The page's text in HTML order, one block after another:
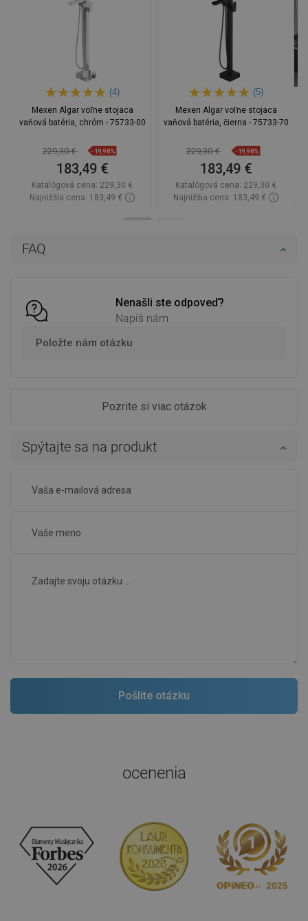
FAQ
Nenašli ste odpoveď?
Napíš nám
Položte nám otázku
Pozrite si viac otázok
Spýtajte sa na produkt
(4)
Mexen Algar voľne stojaca
vaňová batéria, chróm - 75733-00
229,30 € -19,98%
183,49 €
Katalógová cena: 229,30 €
Najnižšia cena: 183,49 €
(5)
Mexen Algar voľne stojaca
vaňová batéria, čierna - 75733-70
229,30 € -19,98%
183,49 €
Katalógová cena: 229,30 €
Najnižšia cena: 183,49 €
ocenenia